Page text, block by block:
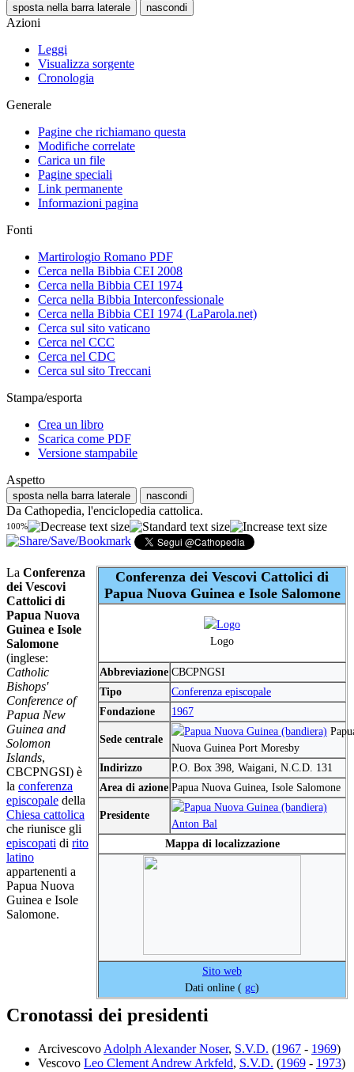
sposta nella barra laterale nascondi
Azioni
Leggi
Visualizza sorgente
Cronologia
Generale
Pagine che richiamano questa
Modifiche correlate
Carica un file
Pagine speciali
Link permanente
Informazioni pagina
Fonti
Martirologio Romano PDF
Cerca nella Bibbia CEI 2008
Cerca nella Bibbia CEI 1974
Cerca nella Bibbia Interconfessionale
Cerca nella Bibbia CEI 1974 (LaParola.net)
Cerca sul sito vaticano
Cerca nel CCC
Cerca nel CDC
Cerca sul sito Treccani
Stampa/esporta
Crea un libro
Scarica come PDF
Versione stampabile
Aspetto
sposta nella barra laterale nascondi
Da Cathopedia, l'enciclopedia cattolica.
100%
Conferenza dei Vescovi Cattolici di
Papua Nuova Guinea e Isole Salomone
Logo
Abbreviazione CBCPNGSI
Tipo
Conferenza episcopale
Fondazione
1967
Sede centrale
Nuova Guinea Port Moresby
Indirizzo
P.O. Box 398, Waigani, N.C.D. 131
Area di azione Papua Nuova Guinea, Isole Salomone
Presidente
Anton Bal
Mappa di localizzazione
Sito web
Dati online ( gc)
La Conferenza
dei Vescovi
Cattolici di
Papua Nuova
Guinea e Isole
Salomone
(inglese:
Catholic
Bishops'
Conference of
Papua New
Guinea and
Solomon
Islands,
CBCPNGSI) è
la conferenza
episcopale della
Chiesa cattolica
che riunisce gli
episcopati di rito
latino
appartenenti a
Papua Nuova
Guinea e Isole
Salomone.
Cronotassi dei presidenti
Arcivescovo Adolph Alexander Noser, S.V.D. (1967 - 1969)
Vescovo Leo Clement Andrew Arkfeld, S.V.D. (1969 - 1973)